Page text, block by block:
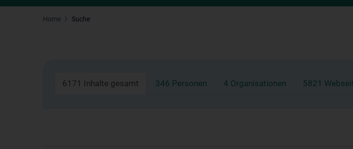
Home Suche
6171 Inhalte gesamt 346 Personen 4 Organisationen 5821